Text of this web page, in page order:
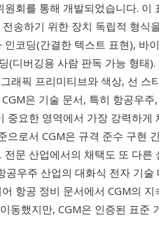
회를 통해 개발되었습니다. 이
송하기 위한 장치 독립적 형식
코딩(간결한 텍스트 표현), 바
(디버깅용 사람 판독 가능 형태
래픽 프리미티브와 색상, 선 스
은 기술 문서, 특히 항공우주
중요한 영역에서 가장 강력하게
로서 CGM은 규격 준수 구현
문 산업에서의 채택도 또 다른
공우주 산업의 대화식 전자 기술
항공 정비 문서에서 CGM의 지
동했지만, CGM은 인증된 표준